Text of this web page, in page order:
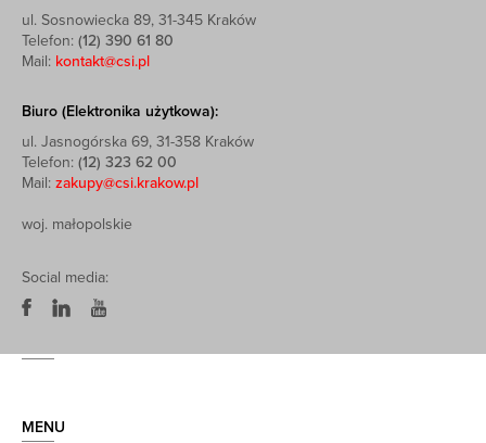
ul. Sosnowiecka 89, 31-345 Kraków
Telefon: (12) 390 61 80
Mail: kontakt@csi.pl
Biuro (Elektronika użytkowa):
ul. Jasnogórska 69, 31-358 Kraków
Telefon: (12) 323 62 00
Mail: zakupy@csi.krakow.pl
woj. małopolskie
Social media:
MENU